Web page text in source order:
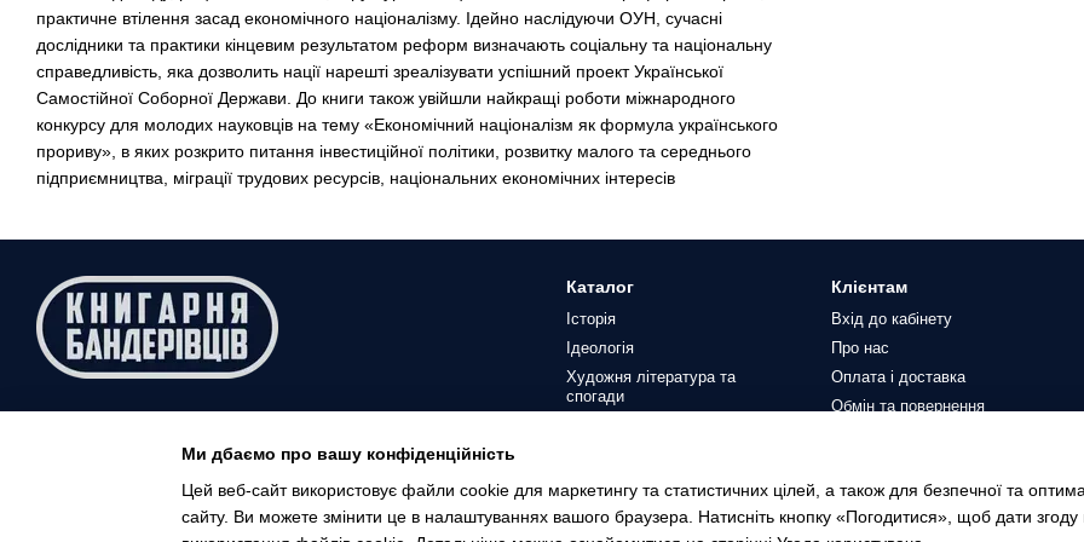
практичне втілення засад економічного націоналізму. Ідейно наслідуючи ОУН, сучасні
дослідники та практики кінцевим результатом реформ визначають соціальну та національну
справедливість, яка дозволить нації нарешті зреалізувати успішний проект Української
Самостійної Соборної Держави. До книги також увійшли найкращі роботи міжнародного
конкурсу для молодих науковців на тему «Економічний націоналізм як формула українського
прориву», в яких розкрито питання інвестиційної політики, розвитку малого та середнього
підприємництва, міграції трудових ресурсів, національних економічних інтересів
Каталог
Історія
Ідеологія
Художня література та
спогади
Колекція
Клієнтам
Вхід до кабінету
Про нас
Оплата і доставка
Обмін та повернення
Угода користувача
Ми дбаємо про вашу конфіденційність
Цей веб-сайт використовує файли cookie для маркетингу та статистичних цілей, а також для безпечної та
сайту. Ви можете змінити це в налаштуваннях вашого браузера. Натисніть кнопку «Погодитися», щоб дати згоду